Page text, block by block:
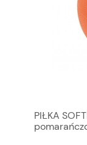
PIŁKA